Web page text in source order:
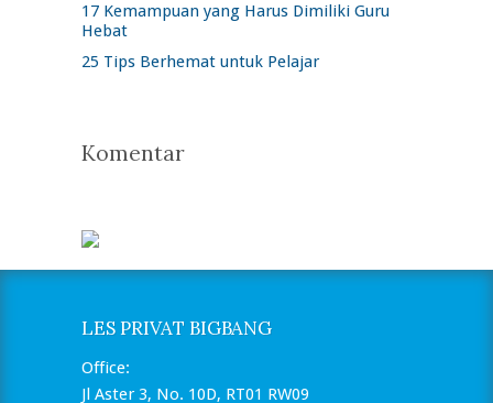
17 Kemampuan yang Harus Dimiliki Guru
Hebat
25 Tips Berhemat untuk Pelajar
Komentar
LES PRIVAT BIGBANG
Office:
Jl Aster 3, No. 10D, RT01 RW09